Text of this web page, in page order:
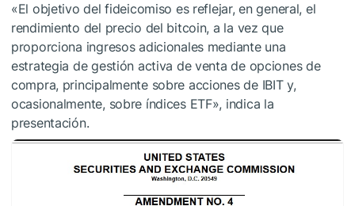
«El objetivo del fideicomiso es reflejar, en general, el
rendimiento del precio del bitcoin, a la vez que
proporciona ingresos adicionales mediante una
estrategia de gestión activa de venta de opciones de
compra, principalmente sobre acciones de IBIT y,
ocasionalmente, sobre índices ETF», indica la
presentación.